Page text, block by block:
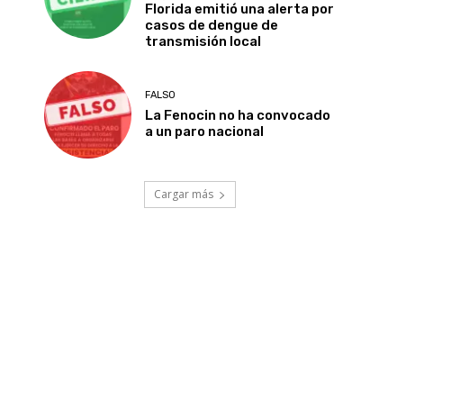
Florida emitió una alerta por
casos de dengue de
transmisión local
FALSO
La Fenocin no ha convocado
a un paro nacional
Cargar más